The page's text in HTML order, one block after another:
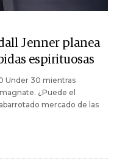
Jenner planea
espirituosas
Under 30 mientras
¿Puede el
mercado de las